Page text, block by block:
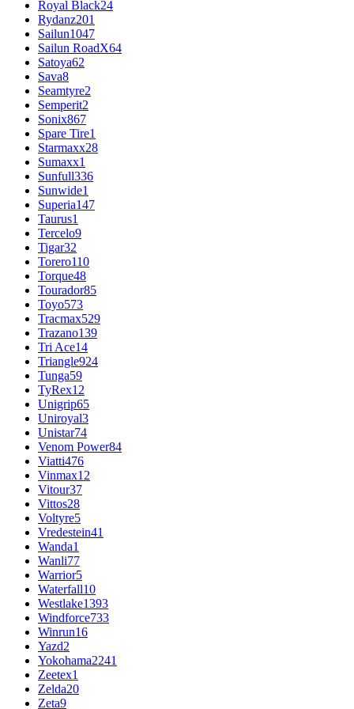
Royal Black24
Rydanz201
Sailun1047
Sailun RoadX64
Satoya62
Sava8
Seamtyre2
Semperit2
Sonix867
Spare Tire1
Starmaxx28
Sumaxx1
Sunfull336
Sunwide1
Superia147
Taurus1
Tercelo9
Tigar32
Torero110
Torque48
Tourador85
Toyo573
Tracmax529
Trazano139
Tri Ace14
Triangle924
Tunga59
TyRex12
Unigrip65
Uniroyal3
Unistar74
Venom Power84
Viatti476
Vinmax12
Vitour37
Vittos28
Voltyre5
Vredestein41
Wanda1
Wanli77
Warrior5
Waterfall10
Westlake1393
Windforce733
Winrun16
Yazd2
Yokohama2241
Zeetex1
Zelda20
Zeta9